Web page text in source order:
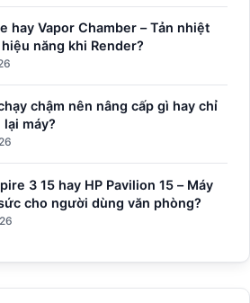
hay Vapor Chamber – Tản nhiệt
năng khi Render?
chậm nên nâng cấp gì hay chỉ
lại máy?
3 15 hay HP Pavilion 15 – Máy
cho người dùng văn phòng?